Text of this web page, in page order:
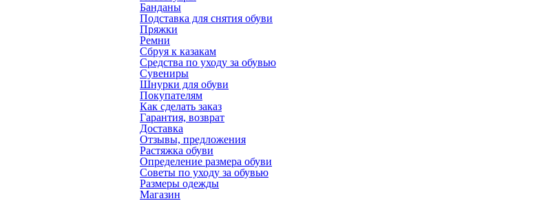
Банданы
Подставка для снятия обуви
Пряжки
Ремни
Сбруя к казакам
Средства по уходу за обувью
Сувениры
Шнурки для обуви
Покупателям
Как сделать заказ
Гарантия, возврат
Доставка
Отзывы, предложения
Растяжка обуви
Определение размера обуви
Советы по уходу за обувью
Размеры одежды
Магазин